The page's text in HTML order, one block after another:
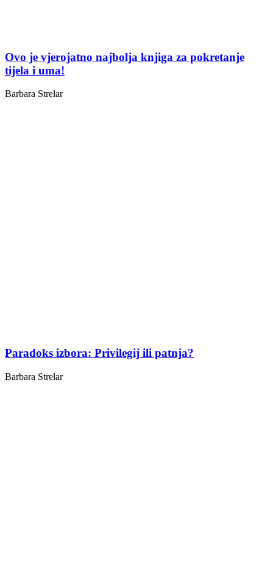
Ovo je vjerojatno najbolja knjiga za pokretanje
tijela i uma!
Barbara Strelar
Paradoks izbora: Privilegij ili patnja?
Barbara Strelar